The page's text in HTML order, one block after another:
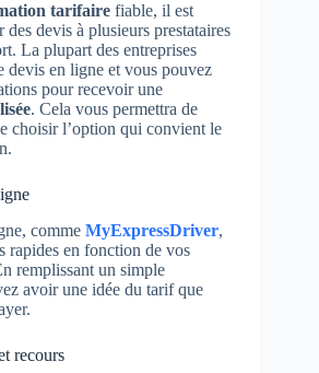
tarifaire fiable, il est
des devis à plusieurs prestataires
La plupart des entreprises
devis en ligne et vous pouvez
pour recevoir une
. Cela vous permettra de
choisir l’option qui convient le
comme MyExpressDriver,
rapides en fonction de vos
remplissant un simple
avoir une idée du tarif que
recours